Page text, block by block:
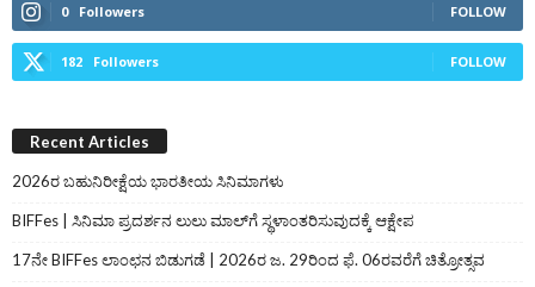
0 Followers FOLLOW
182 Followers FOLLOW
Recent Articles
2026ರ ಬಹುನಿರೀಕ್ಷೆಯ ಭಾರತೀಯ ಸಿನಿಮಾಗಳು
BIFFes | ಸಿನಿಮಾ ಪ್ರದರ್ಶನ ಲುಲು ಮಾಲ್‌ಗೆ ಸ್ಥಳಾಂತರಿಸುವುದಕ್ಕೆ ಆಕ್ಷೇಪ
17ನೇ BIFFes ಲಾಂಛನ ಬಿಡುಗಡೆ | 2026ರ ಜ. 29ರಿಂದ ಫೆ. 06ರವರೆಗೆ ಚಿತ್ರೋತ್ಸವ